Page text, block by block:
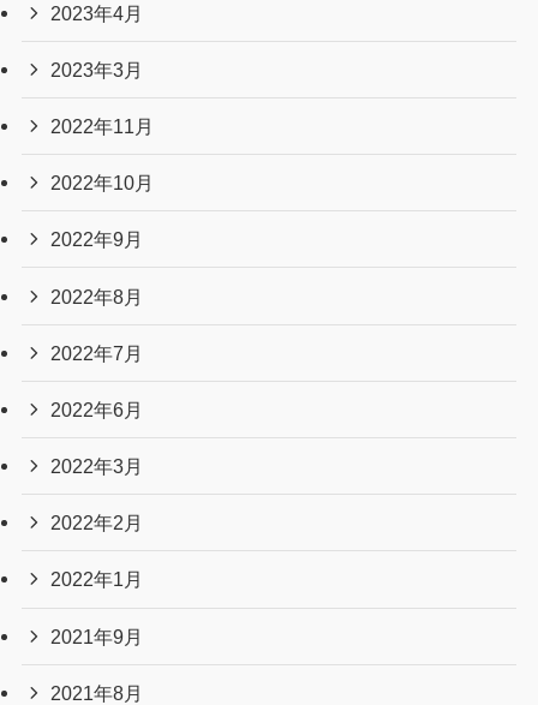
2023年4月
2023年3月
2022年11月
2022年10月
2022年9月
2022年8月
2022年7月
2022年6月
2022年3月
2022年2月
2022年1月
2021年9月
2021年8月